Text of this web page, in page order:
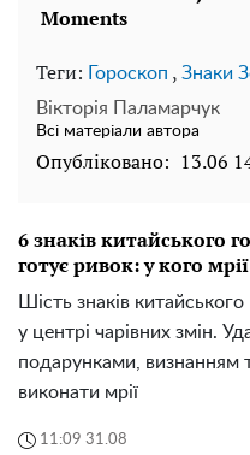
Теги: Гороскоп , Знаки
Вікторія Паламарчук
Всі матеріали автора
Опубліковано: 13.06
6 знаків китайського
готує ривок: у кого
Шість знаків
у центрі чарівних змін.
подарунками, визнанням
виконати мрії
11:09 31.08